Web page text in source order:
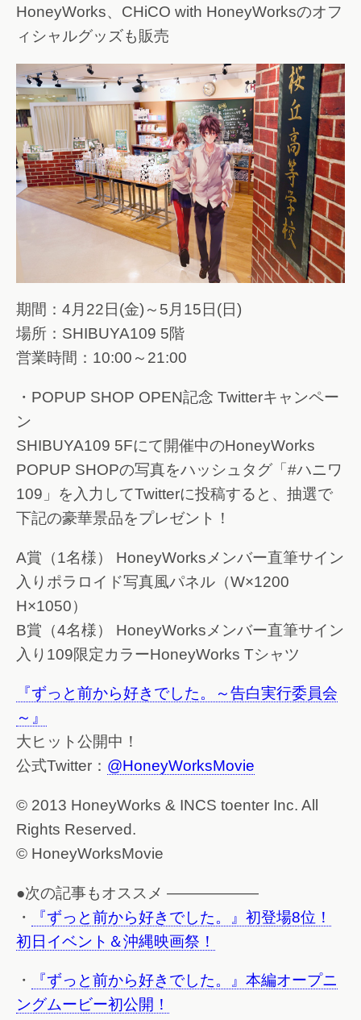
HoneyWorks、CHiCO with HoneyWorksのオフ
ィシャルグッズも販売
期間：4月22日(金)～5月15日(日)
場所：SHIBUYA109 5階
営業時間：10:00～21:00
・POPUP SHOP OPEN記念 Twitterキャンペー
ン
SHIBUYA109 5Fにて開催中のHoneyWorks
POPUP SHOPの写真をハッシュタグ「#ハニワ
109」を入力してTwitterに投稿すると、抽選で
下記の豪華景品をプレゼント！
A賞（1名様） HoneyWorksメンバー直筆サイン
入りポラロイド写真風パネル（W×1200
H×1050）
B賞（4名様） HoneyWorksメンバー直筆サイン
入り109限定カラーHoneyWorks Tシャツ
『ずっと前から好きでした。～告白実行委員会
～』
大ヒット公開中！
公式Twitter： @HoneyWorksMovie
© 2013 HoneyWorks & INCS toenter Inc. All
Rights Reserved.
© HoneyWorksMovie
●次の記事もオススメ ——————
・
『ずっと前から好きでした。』初登場8位！
初日イベント＆沖縄映画祭！
・
『ずっと前から好きでした。』本編オープニ
ングムービー初公開！